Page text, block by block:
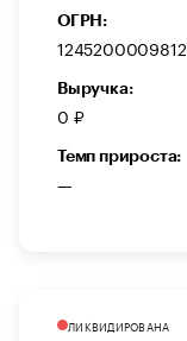
ОГРН:
1245200009812
Выручка:
0 ₽
Темп прироста:
—
ЛИКВИДИРОВАНА